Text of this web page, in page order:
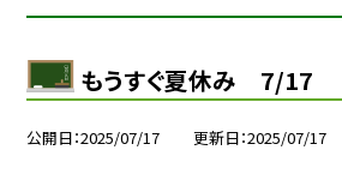
もうすぐ夏休み 7/17
公開日 2025/07/17 更新日 2025/07/17